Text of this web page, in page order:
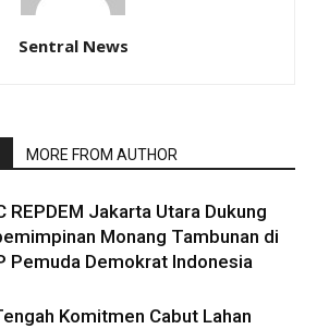
Sentral News
MORE FROM AUTHOR
REPDEM Jakarta Utara Dukung
Monang Tambunan di
Pemuda Demokrat Indonesia
Komitmen Cabut Lahan